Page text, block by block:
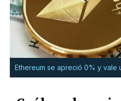
Ethereum se apreció 0% y vale